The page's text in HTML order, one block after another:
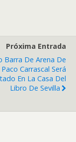
Próxima Entrada
Barra De Arena De
Paco Carrascal Será
En La Casa Del
Libro De Sevilla